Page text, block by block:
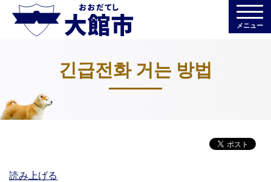
メニュー
긴급전화 거는 방법
読み上げる